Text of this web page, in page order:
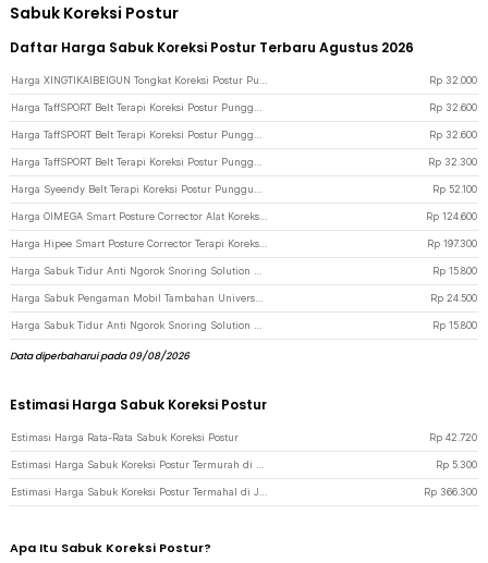
Sabuk Koreksi Postur
Daftar Harga Sabuk Koreksi Postur Terbaru Agustus 2026
Rp 32.000
Rp 32.600
Rp 32.600
Rp 32.300
Rp 52.100
Rp 124.600
Rp 197.300
Rp 15.800
Rp 24.500
Rp 15.800
Data diperbaharui pada 09/08/2026
Estimasi Harga Sabuk Koreksi Postur
Estimasi Harga Rata-Rata Sabuk Koreksi Postur Rp 42.720
Rp 5.300
Rp 366.300
Apa Itu Sabuk Koreksi Postur?